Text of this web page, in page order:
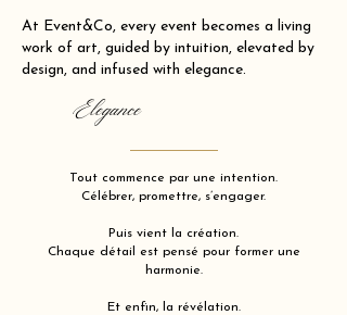
At Event&Co, every event becomes a living
work of art, guided by intuition, elevated by
design, and infused with elegance.
Elegance
Tout commence par une intention.
Célébrer, promettre, s’engager.
Puis vient la création.
Chaque détail est pensé pour former une
harmonie.
Et enfin, la révélation.